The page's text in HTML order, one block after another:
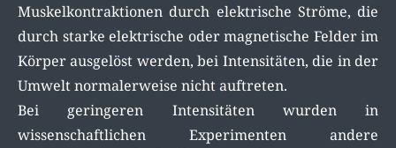
Muskelkontraktionen durch elektrische Ströme, die
durch starke elektrische oder magnetische Felder im
Körper ausgelöst werden, bei Intensitäten, die in der
Umwelt normalerweise nicht auftreten.
Bei geringeren Intensitäten wurden in
wissenschaftlichen Experimenten andere